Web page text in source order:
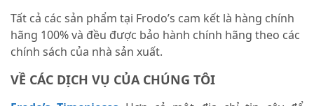
Tất cả các sản phẩm tại Frodo’s cam kết là hàng chính
hãng 100% và đều được bảo hành chính hãng theo các
chính sách của nhà sản xuất.
VỀ CÁC DỊCH VỤ CỦA CHÚNG TÔI